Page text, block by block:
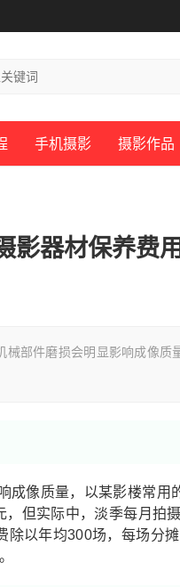
手机摄影 摄影作品
影器材保养费
部件磨损会明显影响成像质
成像质量，以某影楼常用
但实际中，淡季每月拍
以年均300场，每场分